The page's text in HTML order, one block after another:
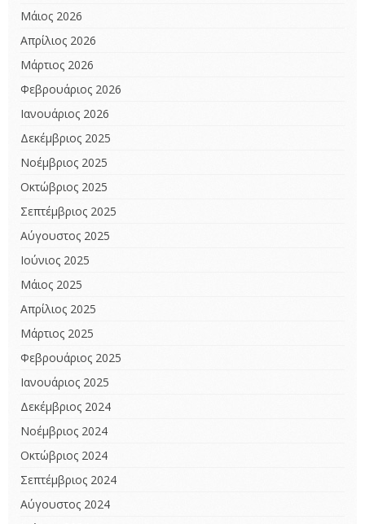
Μάιος 2026
Απρίλιος 2026
Μάρτιος 2026
Φεβρουάριος 2026
Ιανουάριος 2026
Δεκέμβριος 2025
Νοέμβριος 2025
Οκτώβριος 2025
Σεπτέμβριος 2025
Αύγουστος 2025
Ιούνιος 2025
Μάιος 2025
Απρίλιος 2025
Μάρτιος 2025
Φεβρουάριος 2025
Ιανουάριος 2025
Δεκέμβριος 2024
Νοέμβριος 2024
Οκτώβριος 2024
Σεπτέμβριος 2024
Αύγουστος 2024